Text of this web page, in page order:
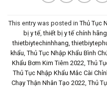
This entry was posted in Thủ Tục
bị y tế,thiết bị y tế chính hãng
thietbiytechinhhang ,
khẩu Thủ Tục Nhập Khẩu Bình
Khẩu Bơm Kim Tiêm 2022 Thủ
Thủ Tục Nhập Khẩu Mắc Cài
Chạy Thận Nhân Tạo 2022 Thủ